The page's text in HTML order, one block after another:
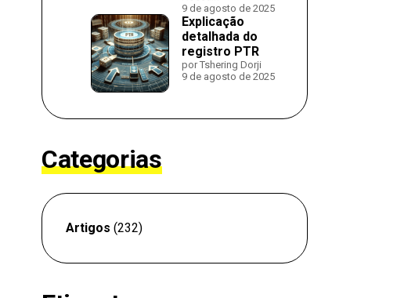
9 de agosto de 2025
Explicação
detalhada do
registro PTR
por Tshering Dorji
9 de agosto de 2025
Categorias
Artigos (232)